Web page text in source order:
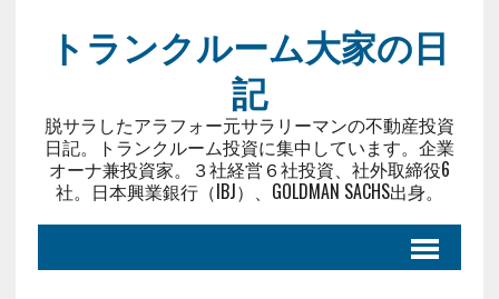
トランクルーム大家の日
記
脱サラしたアラフォー元サラリーマンの不動産投資
日記。トランクルーム投資に集中しています。企業
オーナ兼投資家。３社経営６社投資、社外取締役6
社。日本興業銀行（IBJ）、GOLDMAN SACHS出身。